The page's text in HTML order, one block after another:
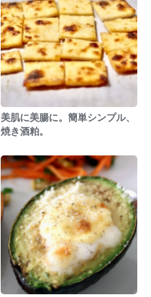
美肌に美腸に。簡単シンプル、
焼き酒粕。